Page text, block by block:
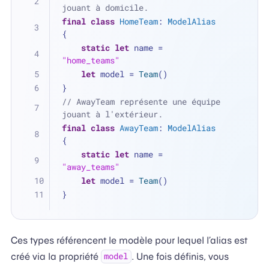
jouant à domicile.
final class HomeTeam: ModelAlias
{
static let name =
"home_teams"
let model = Team()
}
// AwayTeam représente une équipe
jouant à l'extérieur.
final class AwayTeam: ModelAlias
{
static let name =
"away_teams"
let model = Team()
}
Ces types référencent le modèle pour lequel l’alias est
créé via la propriété model . Une fois définis, vous